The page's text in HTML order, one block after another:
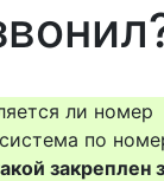
ли номер
по
закреплен